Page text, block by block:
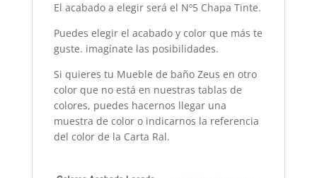
El acabado a elegir será el Nº5 Chapa Tinte.
Puedes elegir el acabado y color que más te
guste. imagínate las posibilidades.
Si quieres tu Mueble de baño Zeus en otro
color que no está en nuestras tablas de
colores, puedes hacernos llegar una
muestra de color o indicarnos la referencia
del color de la Carta Ral.